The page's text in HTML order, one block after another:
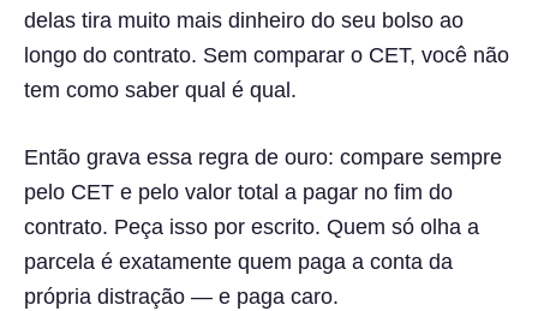
delas tira muito mais dinheiro do seu bolso ao
longo do contrato. Sem comparar o CET, você não
tem como saber qual é qual.
Então grava essa regra de ouro: compare sempre
pelo CET e pelo valor total a pagar no fim do
contrato. Peça isso por escrito. Quem só olha a
parcela é exatamente quem paga a conta da
própria distração — e paga caro.